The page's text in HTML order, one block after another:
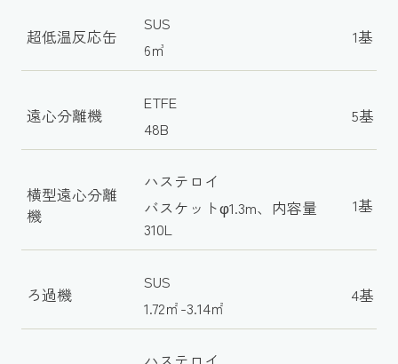
超低温反応缶
SUS
6㎥
1基
遠心分離機
ETFE
48B
5基
横型遠心分離
機
ハステロイ
バスケットφ1.3m、内容量
310L
1基
ろ過機
SUS
1.72㎡-3.14㎡
4基